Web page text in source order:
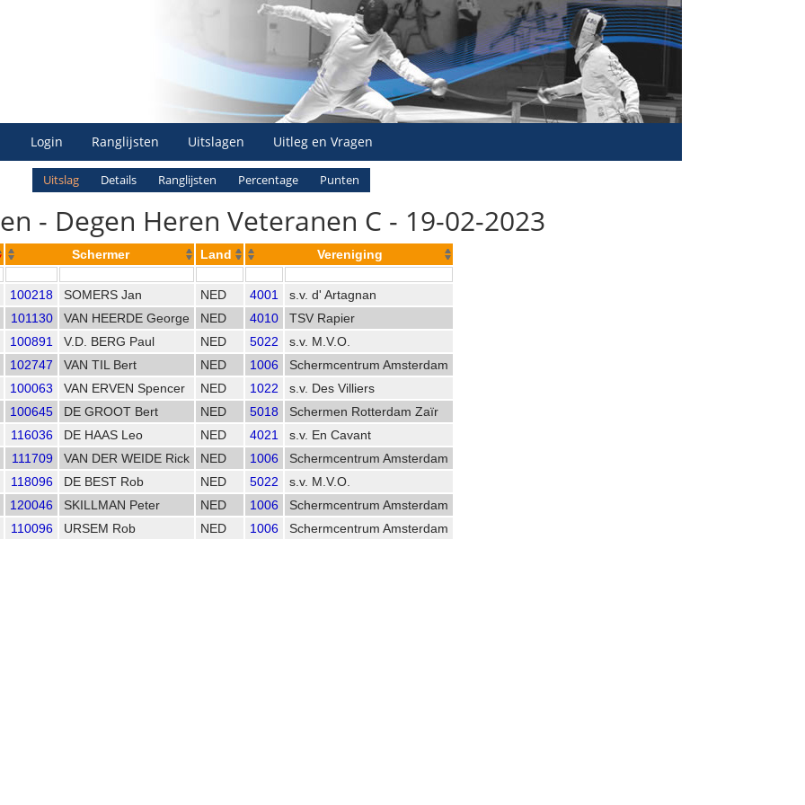
Login Ranglijsten Uitslagen Uitleg en Vragen
Uitslag Details Ranglijsten Percentage Punten
- Degen Heren Veteranen C - 19-02-2023
Schermer Land Vereniging
100218 SOMERS Jan NED 4001
s.v. d' Artagnan
101130 VAN HEERDE George NED 4010
TSV Rapier
100891 V.D. BERG Paul NED 5022
s.v. M.V.O.
102747 VAN TIL Bert NED 1006
Schermcentrum Amsterdam
100063 VAN ERVEN Spencer NED 1022
s.v. Des Villiers
100645 DE GROOT Bert NED 5018
Schermen Rotterdam Zaïr
116036 DE HAAS Leo NED 4021
s.v. En Cavant
111709 VAN DER WEIDE Rick NED 1006
Schermcentrum Amsterdam
118096 DE BEST Rob NED 5022
s.v. M.V.O.
120046 SKILLMAN Peter NED 1006
Schermcentrum Amsterdam
110096 URSEM Rob NED 1006 Schermcentrum Amsterdam